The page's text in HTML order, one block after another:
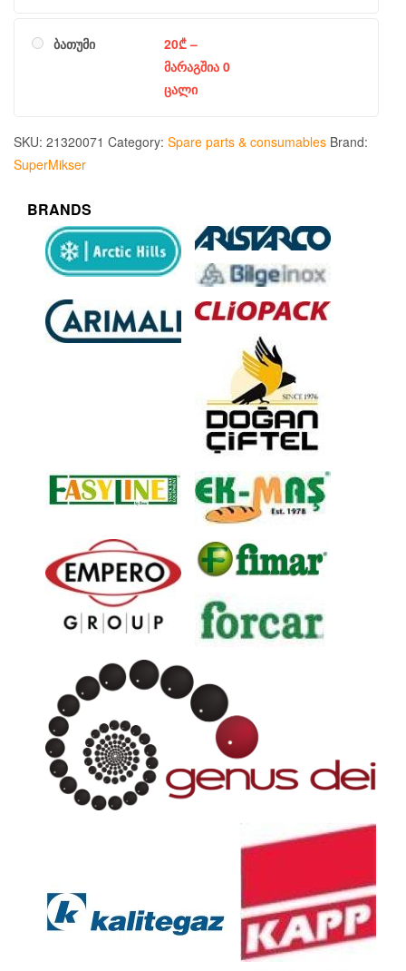
ბათუმი 20₾–
მარაგშია 0
ცალი
SKU: 21320071 Category: Spare parts & consumables Brand:
SuperMikser
BRANDS